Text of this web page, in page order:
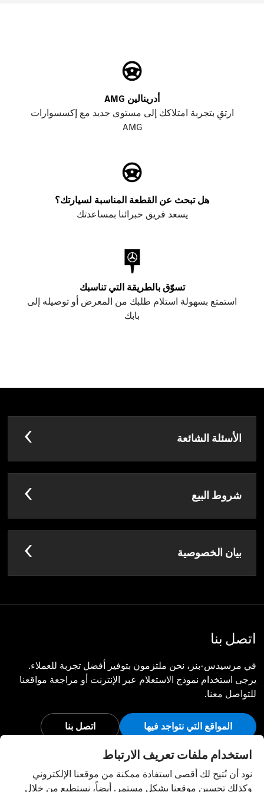
أدرينالين AMG
ارتقِ بتجربة امتلاكك إلى مستوى جديد مع إكسسوارات
AMG
هل تبحث عن القطعة المناسبة لسيارتك؟
يسعد فريق خبرائنا بمساعدتك
تسوّق بالطريقة التي تناسبك
استمتع بسهولة استلام طلبك من المعرض أو توصيله إلى
بابك
الأسئلة الشائعة
شروط البيع
بيان الخصوصية
اتصل بنا
في مرسيدس-بنز، نحن ملتزمون بتوفير أفضل تجربة للعملاء.
يرجى استخدام نموذج الاستعلام عبر الإنترنت أو مراجعة مواقعنا
للتواصل معنا.
المواقع التي نتواجد فيها اتصل بنا
أبق على اتصال
تفضل بزيارة قنواتنا الاجتماعية للاطلاع على آخر أخبار وفعاليات
استخدام ملفات تعريف الارتباط
نود أن نُتيح لك أقصى استفادة ممكنة من موقعنا الإلكتروني
وكذلك تحسين موقعنا بشكل مستمر. أيضاً، نستطيع من خلال